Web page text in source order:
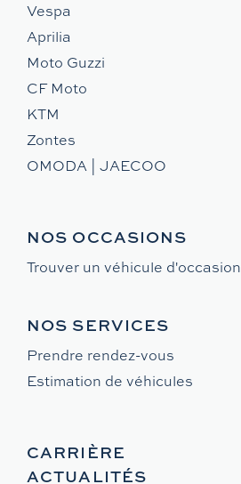
Vespa
Aprilia
Moto Guzzi
CF Moto
KTM
Zontes
OMODA | JAECOO
NOS OCCASIONS
Trouver un véhicule d'occasion
NOS SERVICES
Prendre rendez-vous
Estimation de véhicules
CARRIÈRE
ACTUALITÉS